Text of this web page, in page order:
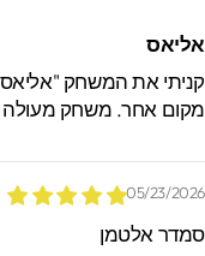
את המשחק
אחר. משחק מעולה
05/23/
אלטמן